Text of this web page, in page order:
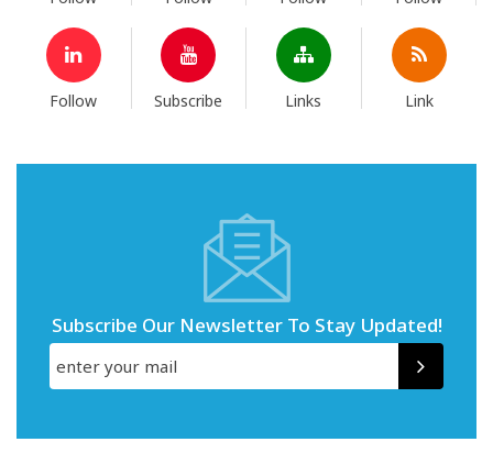
Follow Subscribe Links Link
Subscribe Our Newsletter To Stay Updated!